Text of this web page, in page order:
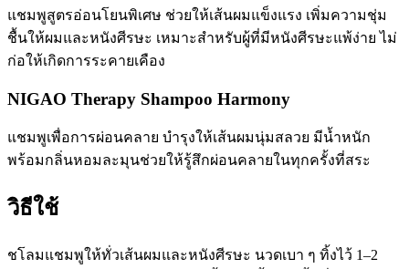
แชมพูสูตรอ่อนโยนพิเศษ ช่วยให้เส้นผมแข็งแรง เพิ่มความชุ่ม
ชื้นให้ผมและหนังศีรษะ เหมาะสำหรับผู้ที่มีหนังศีรษะแพ้ง่าย ไม่
ก่อให้เกิดการระคายเคือง
NIGAO Therapy Shampoo Harmony
แชมพูเพื่อการผ่อนคลาย บำรุงให้เส้นผมนุ่มสลวย มีน้ำหนัก
พร้อมกลิ่นหอมละมุนช่วยให้รู้สึกผ่อนคลายในทุกครั้งที่สระ
วิธีใช้
ชโลมแชมพูให้ทั่วเส้นผมและหนังศีรษะ นวดเบา ๆ ทิ้งไว้ 1–2